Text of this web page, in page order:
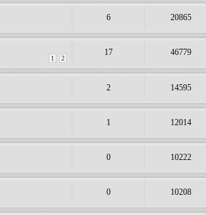
6 20865
1 2
17 46779
2 14595
1 12014
0 10222
0 10208